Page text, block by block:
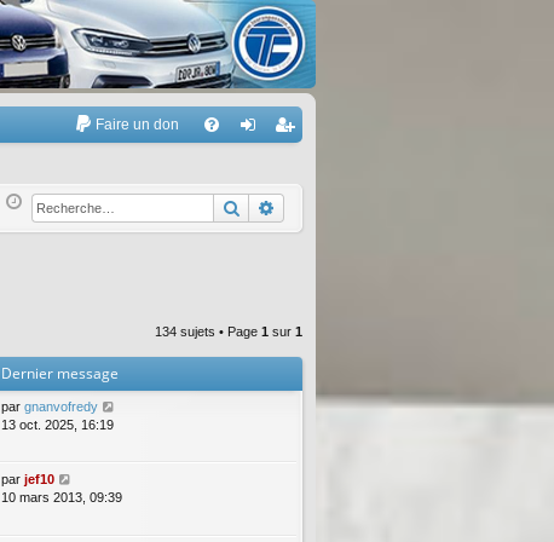
Faire un don
Q ne
xi
nr
eg
r
Rechercher
134 sujets • Page 1 sur 1
Dernier message
par gnanvofredy
13 oct. 2025, 16:19
par jef10
10 mars 2013, 09:39